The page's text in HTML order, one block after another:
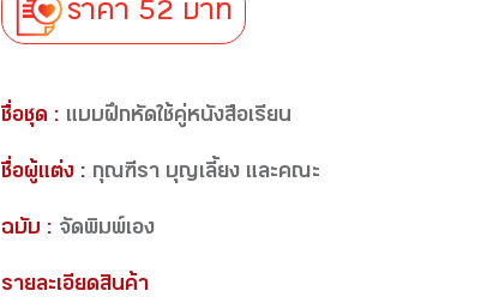
ราคา 52 บาท
ชื่อชุด : แบบฝึกหัดใช้คู่หนังสือเรียน
ชื่อผู้แต่ง : กุณฑีรา บุญเลี้ยง และคณะ
ฉบับ : จัดพิมพ์เอง
รายละเอียดสินค้า